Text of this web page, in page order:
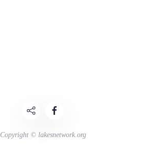
Copyright © lakesnetwork.org